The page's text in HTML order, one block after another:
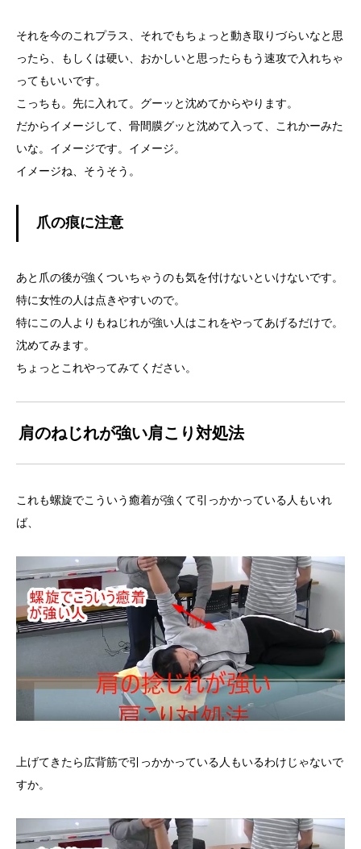
それを今のこれプラス、それでもちょっと動き取りづらいなと思
ったら、もしくは硬い、おかしいと思ったらもう速攻で入れちゃ
ってもいいです。
こっちも。先に入れて。グーッと沈めてからやります。
だからイメージして、骨間膜グッと沈めて入って、これかーみた
いな。イメージです。イメージ。
イメージね、そうそう。
爪の痕に注意
あと爪の後が強くついちゃうのも気を付けないといけないです。
特に女性の人は点きやすいので。
特にこの人よりもねじれが強い人はこれをやってあげるだけで。
沈めてみます。
ちょっとこれやってみてください。
肩のねじれが強い肩こり対処法
これも螺旋でこういう癒着が強くて引っかかっている人もいれ
ば、
上げてきたら広背筋で引っかかっている人もいるわけじゃないで
すか。